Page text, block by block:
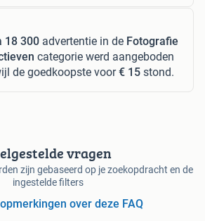
18 300 advertentie in de Fotografie
categorie werd aangeboden
de goedkoopste voor€ 15 stond.
vragen
zijn gebaseerd op je zoekopdracht en de
ingestelde filters
over deze FAQ